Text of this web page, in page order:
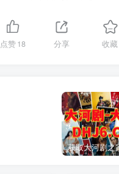
点赞18 分享 收藏